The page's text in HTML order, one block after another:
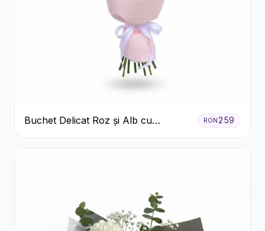
Buchet Delicat Roz și Alb cu
Trandafiri și Lisianthus
RON259